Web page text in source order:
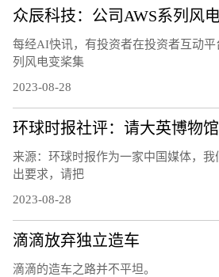
每经AI快讯，有投资者在投资者互动平
列风电变桨集
2023-08-28
来源：环球时报作为一家中国媒体，
出要求，请把
2023-08-28
滴滴放弃独立造车
滴滴的造车之路并不平坦。